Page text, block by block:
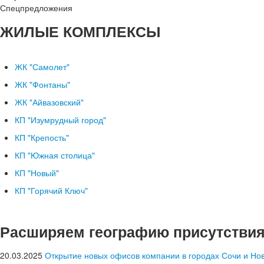
Спецпредложения
ЖИЛЫЕ КОМПЛЕКСЫ
ЖК "Самолет"
ЖК "Фонтаны"
ЖК "Айвазовский"
КП "Изумрудный город"
КП "Крепость"
КП "Южная столица"
КП "Новый"
КП "Горячий Ключ"
Расширяем географию присутствия
20.03.2025 Открытие новых офисов компании в городах Сочи и